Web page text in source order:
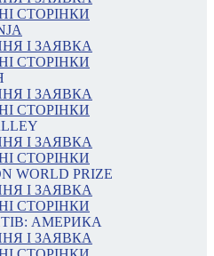
СТОРІНКИ
І ЗАЯВКА
СТОРІНКИ
І ЗАЯВКА
СТОРІНКИ
І ЗАЯВКА
СТОРІНКИ
WORLD PRIZE
І ЗАЯВКА
СТОРІНКИ
АМЕРИКА
І ЗАЯВКА